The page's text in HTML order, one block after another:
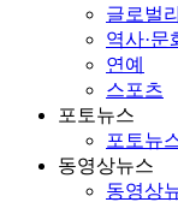
글로벌
역사·문
연예
스포츠
포토뉴스
포토뉴
동영상뉴스
동영상